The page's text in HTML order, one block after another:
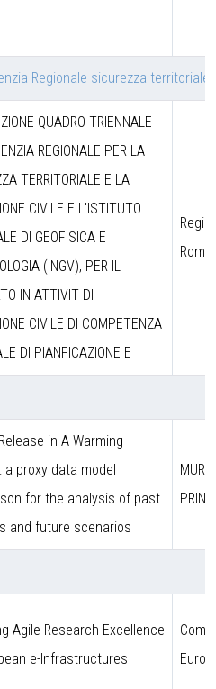
Regionale sicurezza territoriale
QUADRO TRIENNALE
REGIONALE PER LA
TERRITORIALE E LA
CIVILE E L'ISTITUTO
DI GEOFISICA E
(INGV), PER IL
IN ATTIVIT DI
CIVILE DI COMPETENZA
DI PIANFICAZIONE E
in A Warming
a proxy data model
for the analysis of past
and future scenarios
MUR
PRIN)
Agile Research Excellence
e-Infrastructures